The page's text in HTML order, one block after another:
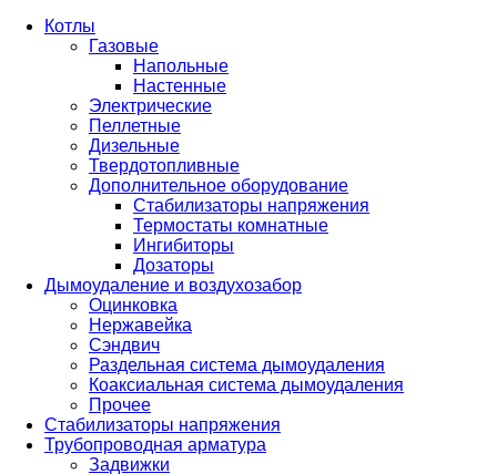
Котлы
Газовые
Напольные
Настенные
Электрические
Пеллетные
Дизельные
Твердотопливные
Дополнительное оборудование
Стабилизаторы напряжения
Термостаты комнатные
Ингибиторы
Дозаторы
Дымоудаление и воздухозабор
Оцинковка
Нержавейка
Сэндвич
Раздельная система дымоудаления
Коаксиальная система дымоудаления
Прочее
Стабилизаторы напряжения
Трубопроводная арматура
Задвижки